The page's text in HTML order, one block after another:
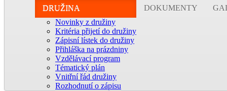
DRUŽINA
Novinky z družiny
Kritéria přijetí do družiny
Zápisní lístek do družiny
Přihláška na prázdniny
Vzdělávací program
Tématický plán
Vnitřní řád družiny
Rozhodnutí o zápisu
DOKUMENTY